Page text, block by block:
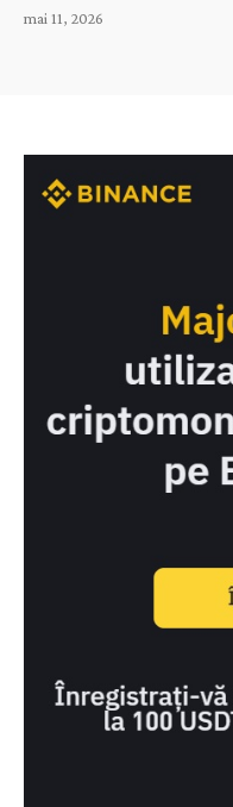
mai 11, 2026